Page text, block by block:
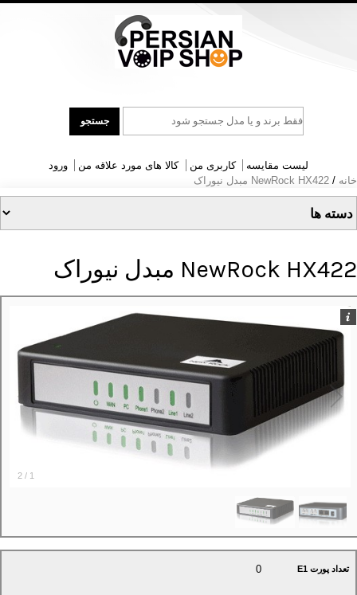
جست
و
جستجو
لیست مقایسه کاربری من کالا های مورد علاقه من
ورود
خانه / NewRock HX422 مبدل نیوراک
NewRock HX422 مبدل نیوراک
1
/
2
تعداد پورت E1 0